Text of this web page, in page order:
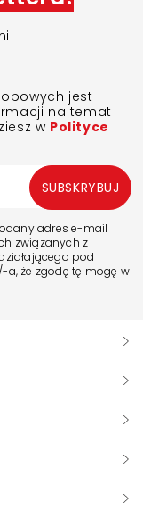
jest
na temat
w Polityce
adres e-mail
związanych z
pod
a, że zgodę tę mogę w
SUBSKRYBUJ